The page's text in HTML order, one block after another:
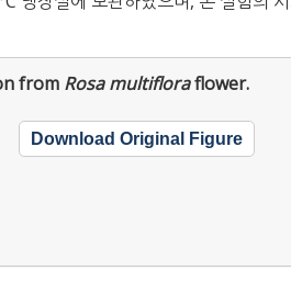
from Rosa multifloraflower.
Download Original Figure